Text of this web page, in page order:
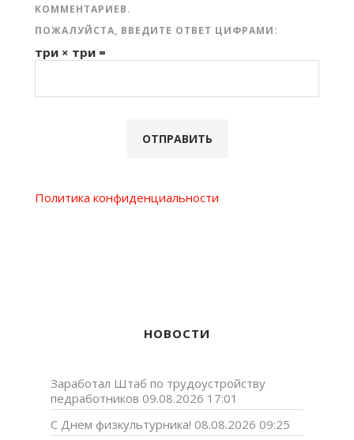
КОММЕНТАРИЕВ.
ПОЖАЛУЙСТА, ВВЕДИТЕ ОТВЕТ ЦИФРАМИ:
три × три =
Политика конфиденциальности
НОВОСТИ
Заработал Штаб по трудоустройству
педработников 09.08.2026 17:01
С Днем физкультурника! 08.08.2026 09:25